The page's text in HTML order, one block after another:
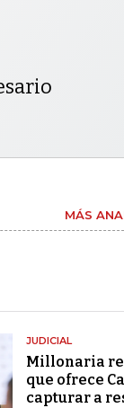
MÁS
JUDICIAL
Millonaria
que ofrece
capturar a